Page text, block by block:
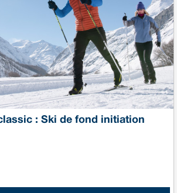
: Ski de fond initiation